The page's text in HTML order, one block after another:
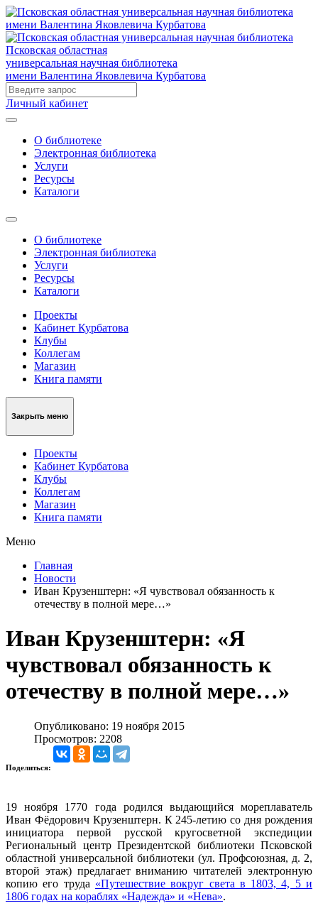
Псковская областная
универсальная научная библиотека
имени Валентина Яковлевича Курбатова
Личный кабинет
О библиотеке
Электронная библиотека
Услуги
Ресурсы
Каталоги
О библиотеке
Электронная библиотека
Услуги
Ресурсы
Каталоги
Проекты
Кабинет Курбатова
Клубы
Коллегам
Магазин
Книга памяти
Закрыть меню
Проекты
Кабинет Курбатова
Клубы
Коллегам
Магазин
Книга памяти
Меню
Главная
Новости
Иван Крузенштерн: «Я чувствовал обязанность к
отечеству в полной мере…»
Иван Крузенштерн: «Я
чувствовал обязанность к
отечеству в полной мере…»
Опубликовано: 19 ноября 2015
Просмотров: 2208
Поделиться:
19 ноября 1770 года родился выдающийся мореплаватель
Иван Фёдорович Крузенштерн. К 245-летию со дня рождения
инициатора первой русской кругосветной экспедиции
Региональный центр Президентской библиотеки Псковской
областной универсальной библиотеки (ул. Профсоюзная, д. 2,
второй этаж) предлагает вниманию читателей электронную
копию его труда «Путешествие вокруг света в 1803, 4, 5 и
1806 годах на кораблях «Надежда» и «Нева».